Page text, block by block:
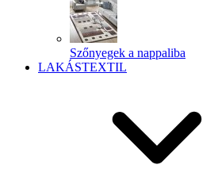
Szőnyegek a nappaliba
LAKÁSTEXTIL